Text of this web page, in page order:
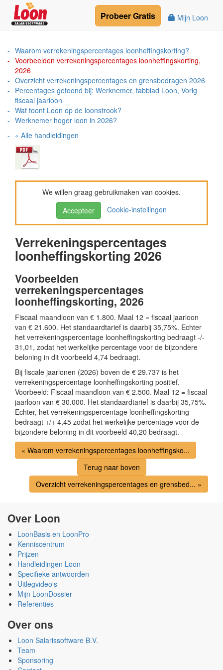
Mijn Loon
ProbeerGratis
Waarom verrekeningspercentages loonheffingskorting?
Voorbeelden verrekeningspercentages loonheffingskorting,
2026
Overzicht verrekeningspercentages en grensbedragen 2026
Percentages getoond bij: Werknemer, tabblad Loon, Vorig
fiscaal jaarloon
Wat toont Loon op de loonstrook?
Werknemer hoger loon in 2026?
« Alle handleidingen
We willen graag gebruikmaken van cookies.
Accepteer
Cookie-instellingen
Verrekeningspercentages
loonheffingskorting 2026
Voorbeelden
verrekeningspercentages
loonheffingskorting, 2026
Fiscaal maandloon van € 1.800. Maal 12 = fiscaal jaarloon
van € 21.600. Het standaardtarief is daarbij 35,75%. Echter
het verrekeningspercentage loonheffingskorting bedraagt -/-
31,01, zodat het werkelijke percentage voor de bijzondere
beloning in dit voorbeeld 4,74 bedraagt.
Bij fiscale jaarlonen (2026) boven de € 29.737 is het
verrekeningspercentage loonheffingskorting positief.
Voorbeeld: Fiscaal maandloon van € 2.500. Maal 12 = fiscaal
jaarloon van € 30.000. Het standaardtarief is daarbij 35,75%.
Echter, het verrekeningspercentage loonheffingskorting
bedraagt +/+ 4,45 zodat het werkelijke percentage voor de
bijzondere beloning in dit voorbeeld 40,20 bedraagt.
« Waarom verrekeningspercentages loonheffingsko...
Terug naar boven
Overzicht verrekeningspercentages en grensbed... »
Over Loon
LoonBasis en LoonPro
Kenniscentrum
Prijzen
Handleidingen Loon
Specifieke antwoorden
Uitlegvideo's
Mijn LoonDossier
Referenties
Over ons
Loon Salarissoftware B.V.
Team
Sponsoring